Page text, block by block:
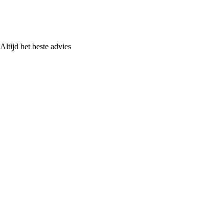
Altijd het beste advies